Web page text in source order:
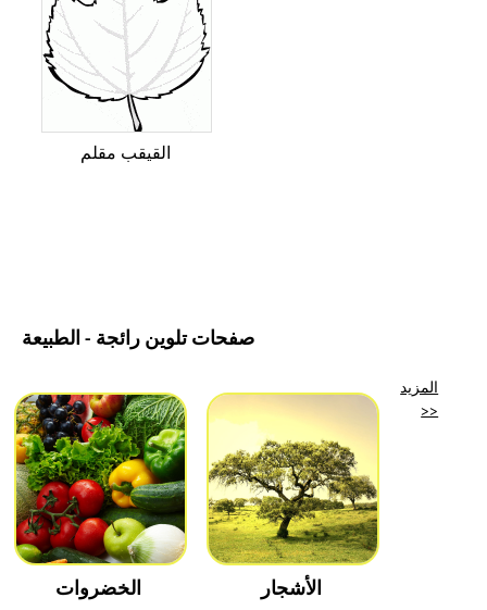
القيقب مقلم
صفحات تلوين رائجة - الطبيعة
الخضروات الأشجار
المزيد
>>